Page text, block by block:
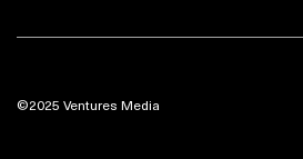
©2025 Ventures Media